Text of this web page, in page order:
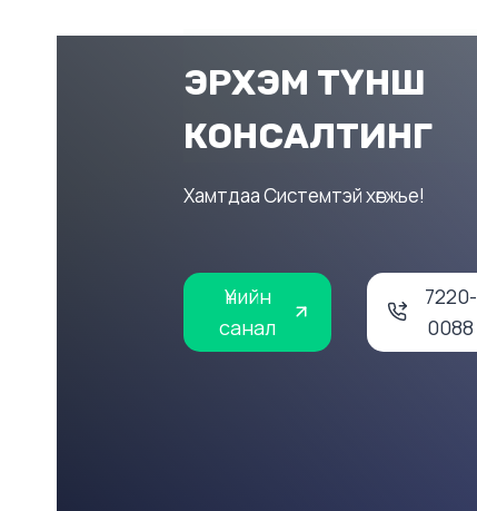
ЭРХЭМ ТҮНШ
КОНСАЛТИНГ
Хамтдаа Системтэй хөгжье!
Үнийн
санал
7220-
0088